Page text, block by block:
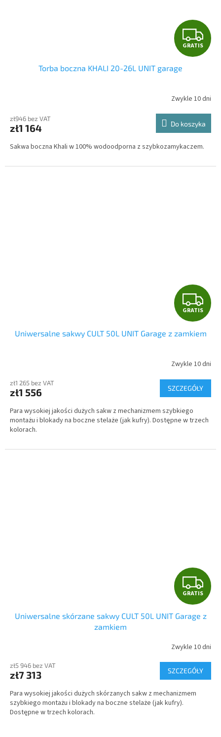
G
R
T
I
S
GRATIS
Torba boczna KHALI 20-26L UNIT garage
Zwykle 10 dni
zł946 bez VAT
zł1 164 Do koszyka
Sakwa boczna Khali w 100% wodoodporna z szybkozamykaczem.
G
R
A
T
I
S
GRATIS
Uniwersalne sakwy CULT 50L UNIT Garage z zamkiem
Zwykle 10 dni
zł1 265 bez VAT
zł1 556 SZCZEGÓŁY
Para wysokiej jakości dużych sakw z mechanizmem szybkiego
montażu i blokady na boczne stelaże (jak kufry). Dostępne w trzech
kolorach.
G
R
A
T
I
S
GRATIS
Uniwersalne skórzane sakwy CULT 50L UNIT Garage z
zamkiem
Zwykle 10 dni
zł5 946 bez VAT
zł7 313 SZCZEGÓŁY
Para wysokiej jakości dużych skórzanych sakw z mechanizmem
szybkiego montażu i blokady na boczne stelaże (jak kufry).
Dostępne w trzech kolorach.